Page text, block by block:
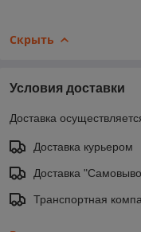
Скрыть
Условия доставки
Доставка
Доставка курьером
Доставка
Транспортная